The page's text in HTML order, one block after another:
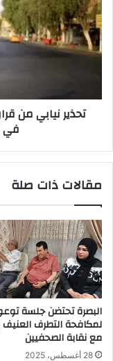
من
قرار
اضطراري
يلغي
الجزئي
تحذير نيابي من
في
مقالات ذات صلة
البصرة تحتضن جلسة
لمكافحة التطرف العنيف
مع نقابة الصحفيين
28 أغسطس، 2025